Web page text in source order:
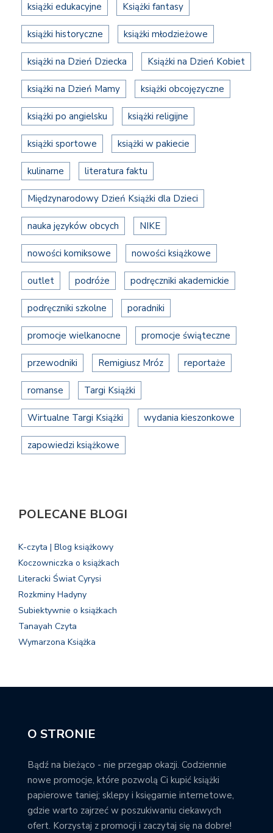
książki edukacyjne Książki fantasy
książki historyczne książki młodzieżowe
książki na Dzień Dziecka Książki na Dzień Kobiet
książki na Dzień Mamy książki obcojęzyczne
książki po angielsku książki religijne
książki sportowe książki w pakiecie
kulinarne literatura faktu
Międzynarodowy Dzień Książki dla Dzieci
nauka języków obcych NIKE
nowości komiksowe nowości książkowe
outlet podróże podręczniki akademickie
podręczniki szkolne poradniki
promocje wielkanocne promocje świąteczne
przewodniki Remigiusz Mróz reportaże
romanse Targi Książki
Wirtualne Targi Książki wydania kieszonkowe
zapowiedzi książkowe
POLECANE BLOGI
K-czyta | Blog książkowy
Koczowniczka o książkach
Literacki Świat Cyrysi
Rozkminy Hadyny
Subiektywnie o książkach
Tanayah Czyta
Wymarzona Książka
O STRONIE
Bądź na bieżąco - nie przegap okazji. Codziennie
nowe promocje, które pozwolą Ci kupić książki
papierowe taniej; sklepy i księgarnie internetowe,
gdzie warto zajrzeć w poszukiwaniu ciekawych
ofert. Korzystaj z promocji i zaczytaj się na dobre!